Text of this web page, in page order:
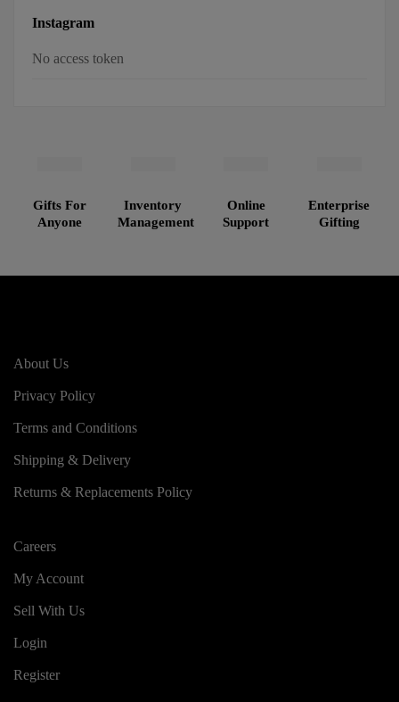
Instagram
No access token
Gifts For
Anyone
Inventory
Management
Online
Support
Enterprise
Gifting
About Us
Privacy Policy
Terms and Conditions
Shipping & Delivery
Returns & Replacements Policy
Careers
My Account
Sell With Us
Login
Register